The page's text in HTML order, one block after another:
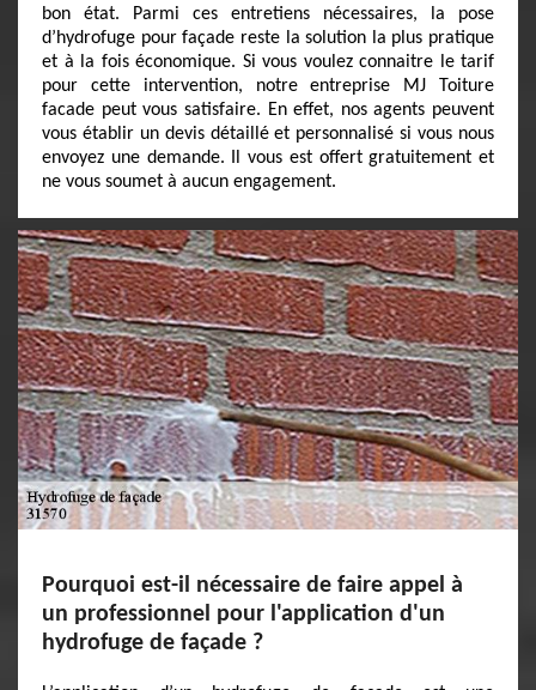
bon état. Parmi ces entretiens nécessaires, la pose
d’hydrofuge pour façade reste la solution la plus pratique
et à la fois économique. Si vous voulez connaitre le tarif
pour cette intervention, notre entreprise MJ Toiture
facade peut vous satisfaire. En effet, nos agents peuvent
vous établir un devis détaillé et personnalisé si vous nous
envoyez une demande. Il vous est offert gratuitement et
ne vous soumet à aucun engagement.
Pourquoi est-il nécessaire de faire appel à
un professionnel pour l'application d'un
hydrofuge de façade ?